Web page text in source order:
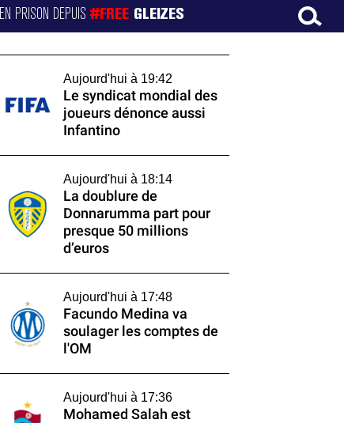
EN PRISON DEPUIS#FREE GLEIZES
Aujourd'hui à 19:42
Le syndicat mondial des
joueurs dénonce aussi
Infantino
Aujourd'hui à 18:14
La doublure de
Donnarumma part pour
presque 50 millions
d’euros
Aujourd'hui à 17:48
Facundo Medina va
soulager les comptes de
l'OM
Aujourd'hui à 17:36
Mohamed Salah est